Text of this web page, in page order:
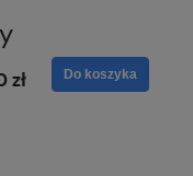
zł Do koszyka